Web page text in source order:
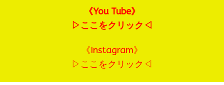
《You Tube》
▷ここをクリック◁
《Instagram》
▷ここをクリック◁